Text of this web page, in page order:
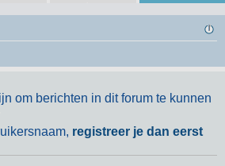
om berichten in dit forum te kunnen
registreer je dan eerst